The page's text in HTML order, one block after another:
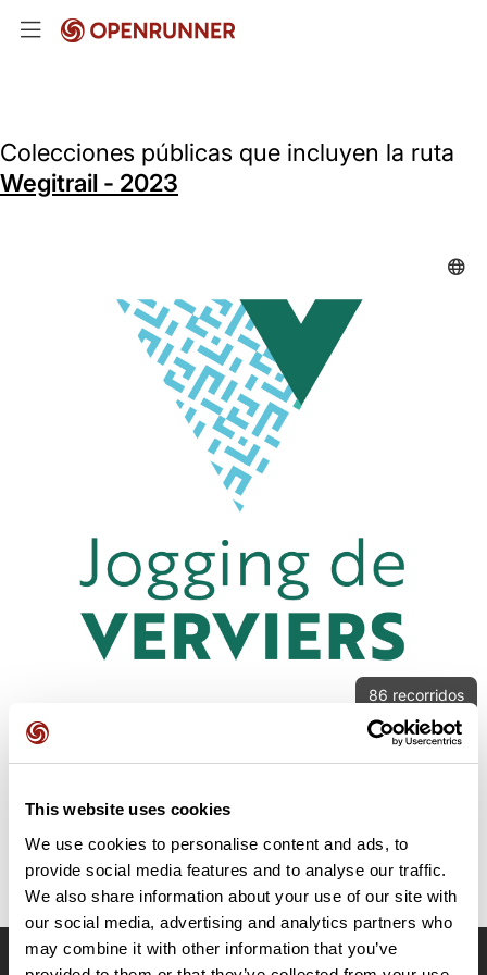
This website uses cookies
We use cookies to personalise content and ads, to
provide social media features and to analyse our traffic.
We also share information about your use of our site with
our social media, advertising and analytics partners who
may combine it with other information that you’ve
Colecciones públicas que incluyen la ruta
Wegitrail - 2023
86 recorridos
Challenge La Meuse